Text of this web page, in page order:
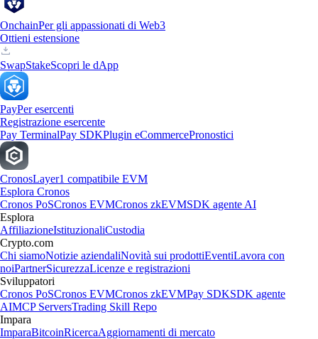
OnchainPer gli appassionati di Web3
Ottieni estensione
SwapStakeScopri le dApp
PayPer esercenti
Registrazione esercente
Pay TerminalPay SDKPlugin eCommercePronostici
CronosLayer1 compatibile EVM
Esplora Cronos
Cronos PoSCronos EVMCronos zkEVMSDK agente AI
Esplora
AffiliazioneIstituzionaliCustodia
Crypto.com
Chi siamoNotizie aziendaliNovità sui prodottiEventiLavora con
noiPartnerSicurezzaLicenze e registrazioni
Sviluppatori
Cronos PoSCronos EVMCronos zkEVMPay SDKSDK agente
AIMCP ServersTrading Skill Repo
Impara
ImparaBitcoinRicercaAggiornamenti di mercato